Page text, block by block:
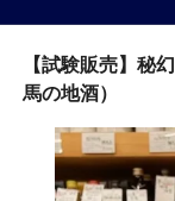
【試験販売】秘
馬の地酒）